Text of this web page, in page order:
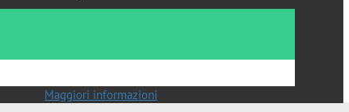
Maggiori informazioni